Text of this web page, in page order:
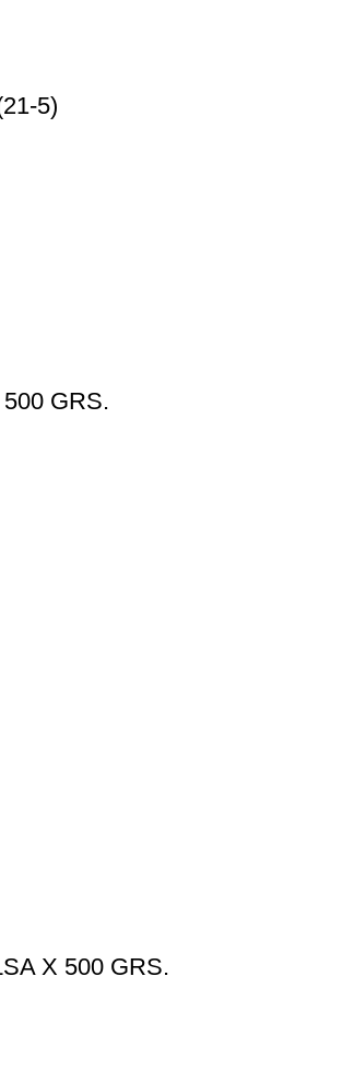
5)
GRS.
X 500 GRS.